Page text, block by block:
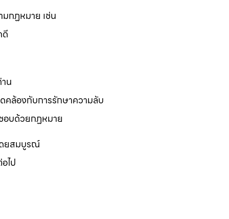
กฏหมาย เช่น
ดี
น
คล้องกับการรักษาความลับ
อบด้วยกฏหมาย
ดยสมบูรณ์
ไป